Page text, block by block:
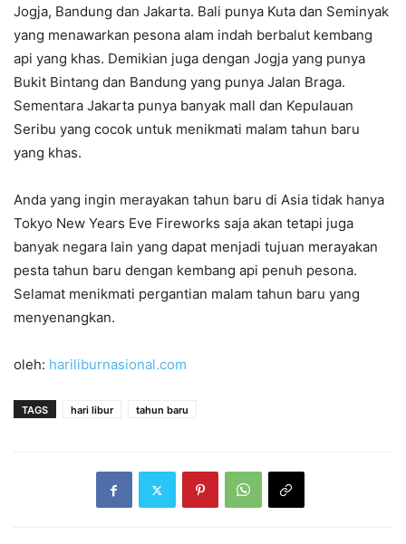
Jogja, Bandung dan Jakarta. Bali punya Kuta dan Seminyak
yang menawarkan pesona alam indah berbalut kembang
api yang khas. Demikian juga dengan Jogja yang punya
Bukit Bintang dan Bandung yang punya Jalan Braga.
Sementara Jakarta punya banyak mall dan Kepulauan
Seribu yang cocok untuk menikmati malam tahun baru
yang khas.
Anda yang ingin merayakan tahun baru di Asia tidak hanya
Tokyo New Years Eve Fireworks saja akan tetapi juga
banyak negara lain yang dapat menjadi tujuan merayakan
pesta tahun baru dengan kembang api penuh pesona.
Selamat menikmati pergantian malam tahun baru yang
menyenangkan.
oleh: hariliburnasional.com
TAGS hari libur tahun baru